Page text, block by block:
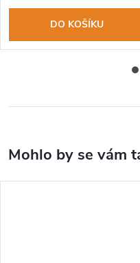
DO KOŠÍKU